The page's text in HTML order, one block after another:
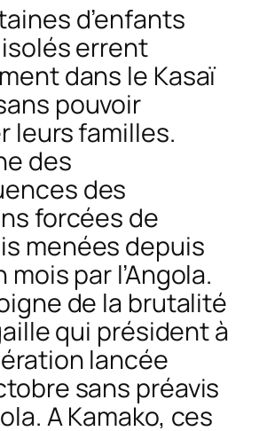
d’enfants
errent
dans le Kasaï
pouvoir
leurs familles.
des
des
forcées de
menées depuis
mois par l’Angola.
de la brutalité
qui président à
lancée
sans préavis
A Kamako, ces